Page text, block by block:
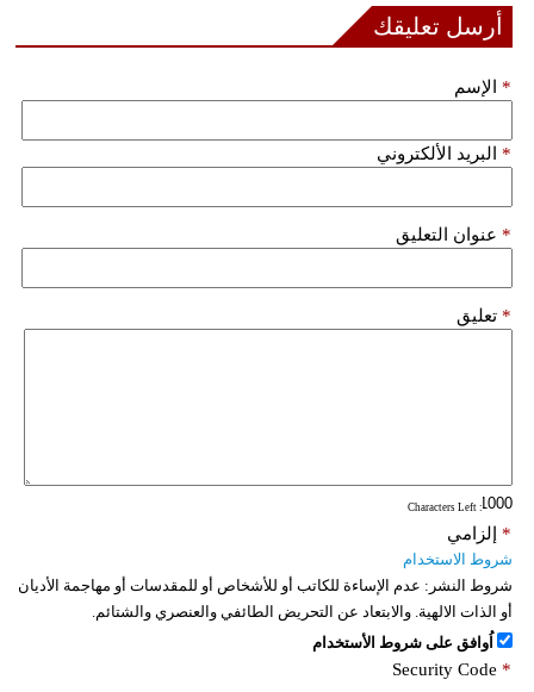
أرسل تعليقك
الإسم *
البريد الألكتروني *
عنوان التعليق *
تعليق *
: Characters Left
إلزامي *
شروط الاستخدام
شروط النشر: عدم الإساءة للكاتب أو للأشخاص أو للمقدسات أو مهاجمة الأديان
أو الذات الالهية. والابتعاد عن التحريض الطائفي والعنصري والشتائم.
اُوافق على شروط الأستخدام
Security Code *